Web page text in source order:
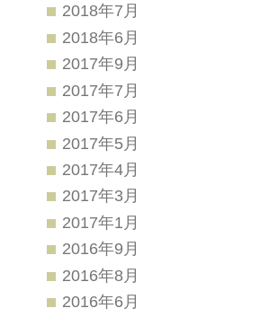
2018年7月
2018年6月
2017年9月
2017年7月
2017年6月
2017年5月
2017年4月
2017年3月
2017年1月
2016年9月
2016年8月
2016年6月